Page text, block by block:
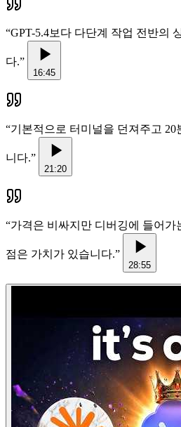
“GPT-5.4보다 다단계 작업 전반의
다.”
16:45
“기본적으로 터미널을 던져주고 20
니다.”
21:20
“가격은 비싸지만 디버깅에 들어가
점은 가치가 있습니다.”
28:55